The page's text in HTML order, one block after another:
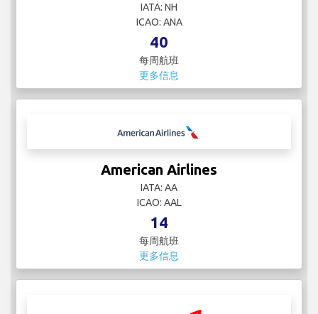
IATA: NH
ICAO: ANA
40
每周航班
更多信息
American Airlines
IATA: AA
ICAO: AAL
14
每周航班
更多信息